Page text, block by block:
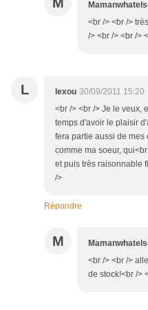
<br /> <br />
/> <br /> <br />
L lexou 30/09/2011 15:20
<br /> <br /> Je le veux,
temps d'avoir le plaisir
fera partie aussi de mes
comme ma soeur,
et puis très raisonnable
/>
Répondre
M
<br /> <br />
de stock!<br />